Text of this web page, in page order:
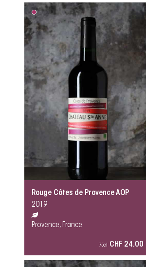
Rouge Côtes de Provence AOP
2019
Provence, France
75cl CHF 24.00